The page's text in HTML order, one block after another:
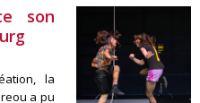
son
la
a pu